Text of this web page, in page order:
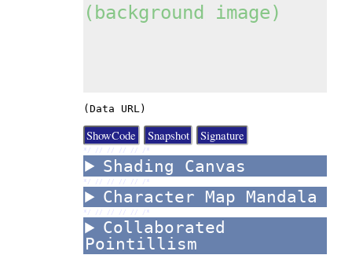
(background image)
(Data URL)
*/ // // // // /*
Shading Canvas
*/ // // // // /*
Character Map Mandala
*/ // // // // /*
Collaborated
Pointillism